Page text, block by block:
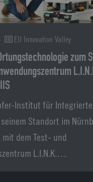
EU Innovation Valley
zum
Institut für
Standort im
dem Test- und
L.I.N.K.…